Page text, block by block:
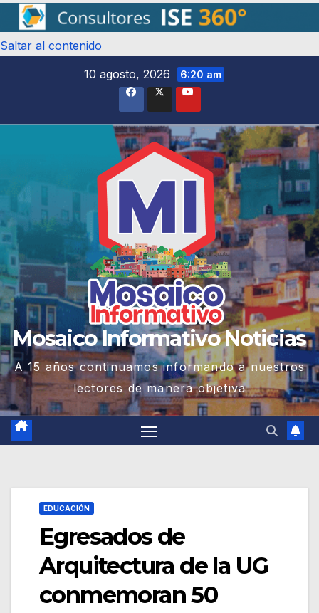
Saltar al contenido
10 agosto, 2026
6:20 am
Mosaico Informativo Noticias
A 15 años continuamos informando a nuestros
lectores de manera objetiva
EDUCACIÓN
Egresados de
Arquitectura de la UG
conmemoran 50